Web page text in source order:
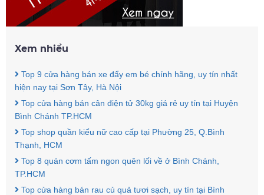
Xem nhiều
Top 9 cửa hàng bán xe đẩy em bé chính hãng, uy tín nhất
hiện nay tại Sơn Tây, Hà Nội
Top cửa hàng bán cân điện tử 30kg giá rẻ uy tín tại Huyện
Bình Chánh TP.HCM
Top shop quần kiểu nữ cao cấp tại Phường 25, Q.Bình
Thạnh, HCM
Top 8 quán cơm tấm ngon quên lối về ở Bình Chánh,
TP.HCM
Top cửa hàng bán rau củ quả tươi sạch, uy tín tại Bình